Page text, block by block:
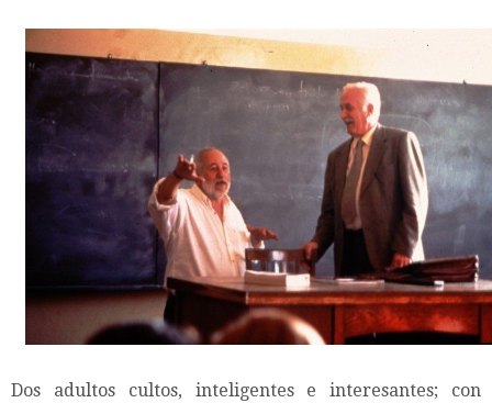
Dos adultos cultos, inteligentes e interesantes; con